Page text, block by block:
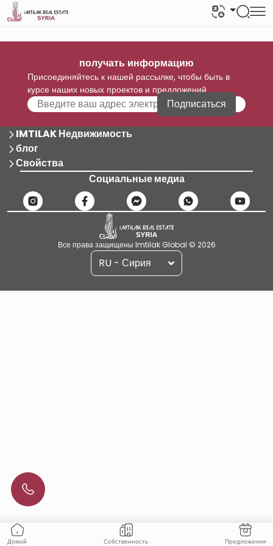
Домой Собственность Предложения
получать информацию
Присоединяйтесь к нашей рассылке, чтобы быть в
курсе наших новых проектов и предложений
Подписаться
IMTILAK Недвижимость
блог
Свойства
Социальные медиа
Все права защищены Imtilak Global © 2026
RU - Сирия